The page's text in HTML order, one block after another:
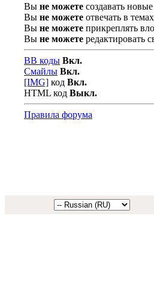
Вы не можете создавать
Вы не можете отвечать в темах
Вы не можете прикреплять
Вы не можете редактировать
BB коды Вкл.
Смайлы Вкл.
[IMG] код Вкл.
HTML код Выкл.
Правила форума